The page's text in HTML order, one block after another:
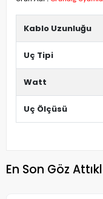
Kablo Uzunluğu
Uç Tipi
Watt
Uç Ölçüsü
En Son Göz